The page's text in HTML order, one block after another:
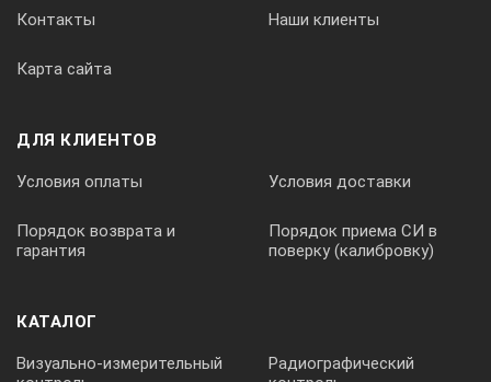
Контакты Наши клиенты
Карта сайта
ДЛЯ КЛИЕНТОВ
Условия оплаты Условия доставки
Порядок возврата и
гарантия
Порядок приема СИ в
поверку (калибровку)
КАТАЛОГ
Визуально-измерительный
Радиографический